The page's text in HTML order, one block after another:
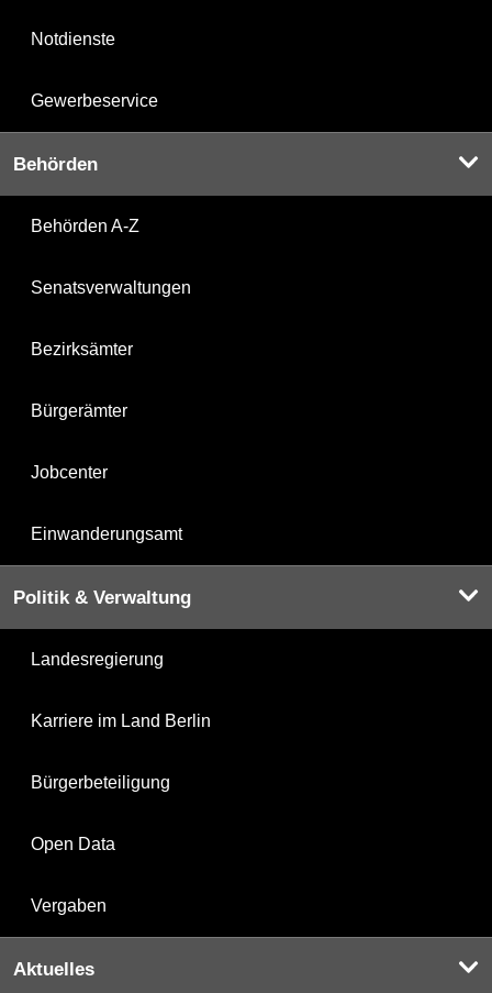
Notdienste
Gewerbeservice
Behörden
Behörden A-Z
Senatsverwaltungen
Bezirksämter
Bürgerämter
Jobcenter
Einwanderungsamt
Politik & Verwaltung
Landesregierung
Karriere im Land Berlin
Bürgerbeteiligung
Open Data
Vergaben
Aktuelles